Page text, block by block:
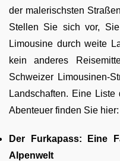
der malerischsten
Stellen Sie sich vor,
Limousine durch weite
kein anderes
Schweizer Limousinen-
Landschaften. Eine
Abenteuer finden Sie hier:
Der Furkapass: Eine
Alpenwelt